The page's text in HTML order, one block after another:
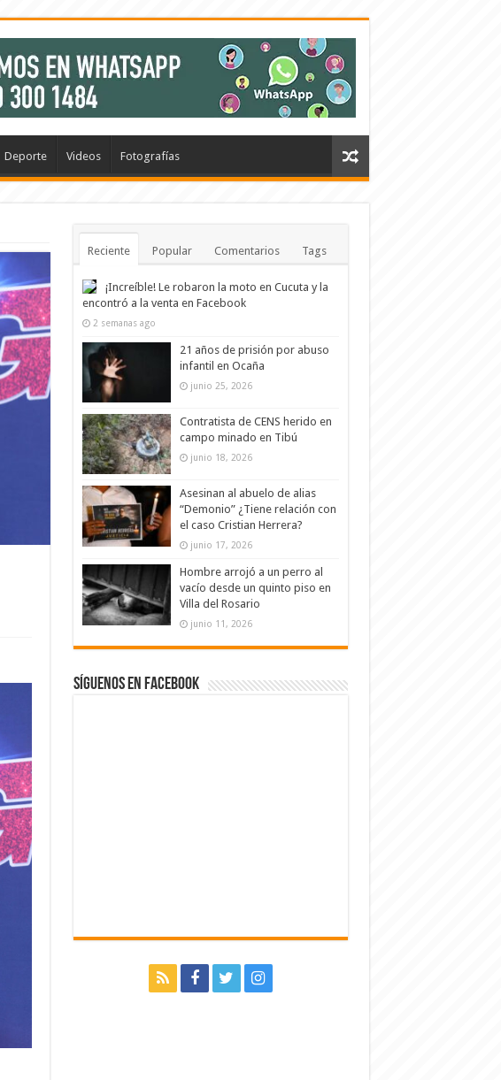
Deporte Videos Fotografías
Reciente Popular Comentarios Tags
¡Increíble! Le robaron la moto en Cucuta y la
encontró a la venta en Facebook
2 semanas ago
21 años de prisión por abuso
infantil en Ocaña
junio 25, 2026
Contratista de CENS herido en
campo minado en Tibú
junio 18, 2026
Asesinan al abuelo de alias
“Demonio” ¿Tiene relación con
el caso Cristian Herrera?
junio 17, 2026
Hombre arrojó a un perro al
vacío desde un quinto piso en
Villa del Rosario
junio 11, 2026
Síguenos en Facebook